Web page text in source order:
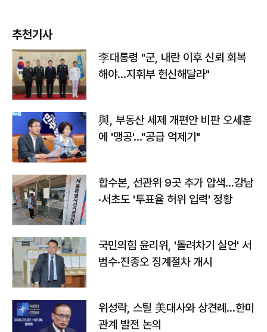
추천기사
李대통령 "군, 내란 이후 신뢰 회복
해야…지휘부 헌신해달라"
與, 부동산 세제 개편안 비판 오세훈
에 '맹공'…"공급 억제기"
합수본, 선관위 9곳 추가 압색…강남
·서초도 '투표율 허위 입력' 정황
국민의힘 윤리위, '돌려차기 실언' 서
범수·진종오 징계절차 개시
위성락, 스틸 美대사와 상견례…한미
관계 발전 논의